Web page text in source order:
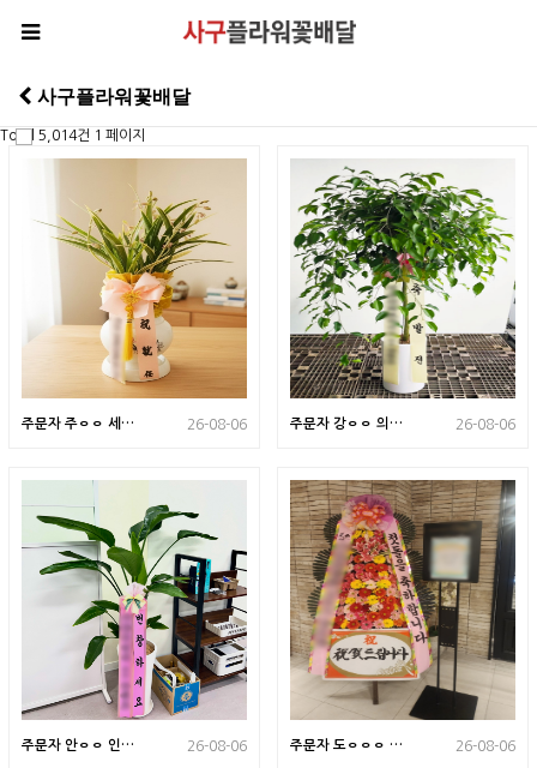
사구플라워꽃배달